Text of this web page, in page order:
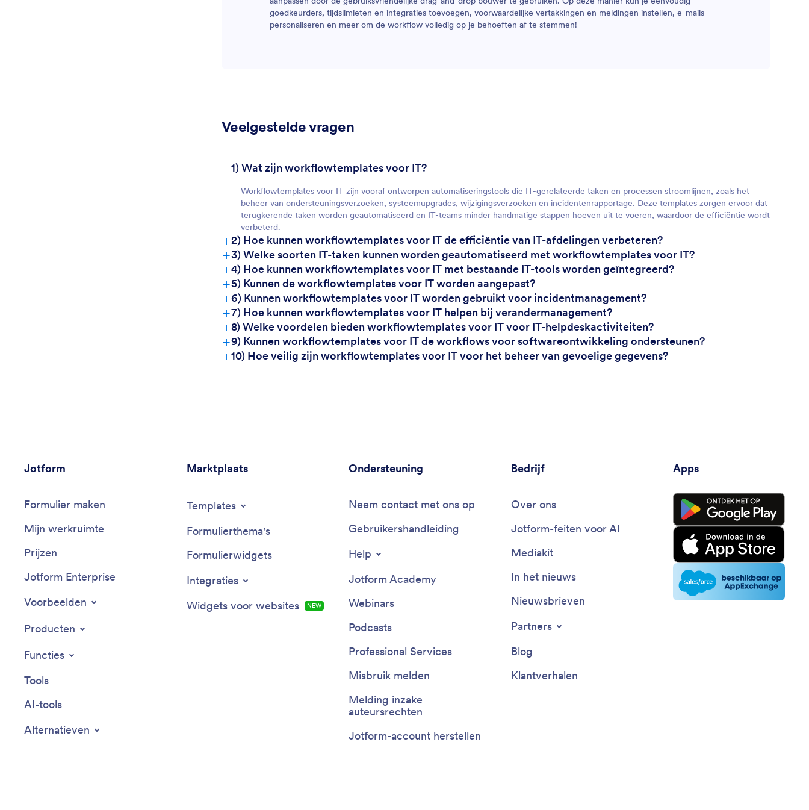
goedkeurders, tijdslimieten en integraties toevoegen, voorwaardelijke vertakkingen en meldingen instellen, e-mails
personaliseren en meer om de workflow volledig op je behoeften af te stemmen!
Veelgestelde vragen
- 1) Wat zijn workflowtemplates voor IT?
Workflowtemplates voor IT zijn vooraf ontworpen automatiseringstools die IT-gerelateerde taken en processen stroomlijnen, zoals het
beheer van ondersteuningsverzoeken, systeemupgrades, wijzigingsverzoeken en incidentenrapportage. Deze templates zorgen ervoor dat
terugkerende taken worden geautomatiseerd en IT-teams minder handmatige stappen hoeven uit te voeren, waardoor de efficiëntie wordt
verbeterd.
+2) Hoe kunnen workflowtemplates voor IT de efficiëntie van IT-afdelingen verbeteren?
+3) Welke soorten IT-taken kunnen worden geautomatiseerd met workflowtemplates voor IT?
+4) Hoe kunnen workflowtemplates voor IT met bestaande IT-tools worden geïntegreerd?
+5) Kunnen de workflowtemplates voor IT worden aangepast?
+6) Kunnen workflowtemplates voor IT worden gebruikt voor incidentmanagement?
+7) Hoe kunnen workflowtemplates voor IT helpen bij verandermanagement?
+8) Welke voordelen bieden workflowtemplates voor IT voor IT-helpdeskactiviteiten?
+9) Kunnen workflowtemplates voor IT de workflows voor softwareontwikkeling ondersteunen?
+10) Hoe veilig zijn workflowtemplates voor IT voor het beheer van gevoelige gegevens?
Jotform
Formulier maken
Mijn werkruimte
Prijzen
Jotform Enterprise
Voorbeelden
Producten
Functies
Tools
AI-tools
Alternatieven
Marktplaats
Templates
Formulierthema's
Formulierwidgets
Integraties
Widgets voor websites
NEW
Ondersteuning
Neem contact met ons op
Gebruikershandleiding
Help
Jotform Academy
Webinars
Podcasts
Professional Services
Misbruik melden
Melding inzake
auteursrechten
Jotform-account herstellen
Bedrijf
Over ons
Jotform-feiten voor AI
Mediakit
In het nieuws
Nieuwsbrieven
Partners
Blog
Klantverhalen
Apps